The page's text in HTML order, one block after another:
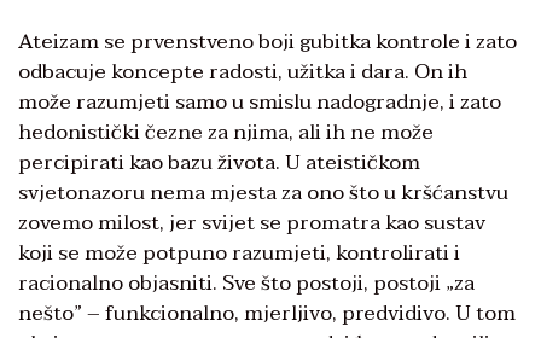
Ateizam se prvenstveno boji gubitka kontrole i zato
odbacuje koncepte radosti, užitka i dara. On ih
može razumjeti samo u smislu nadogradnje, i zato
hedonistički čezne za njima, ali ih ne može
percipirati kao bazu života. U ateističkom
svjetonazoru nema mjesta za ono što u kršćanstvu
zovemo milost, jer svijet se promatra kao sustav
koji se može potpuno razumjeti, kontrolirati i
racionalno objasniti. Sve što postoji, postoji „za
nešto” – funkcionalno, mjerljivo, predvidivo. U tom